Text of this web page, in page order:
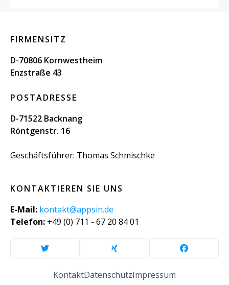
FIRMENSITZ
D-70806 Kornwestheim
Enzstraße 43
POSTADRESSE
D-71522 Backnang
Röntgenstr. 16
Geschäftsführer: Thomas Schmischke
KONTAKTIEREN SIE UNS
E-Mail: kontakt@appsin.de
Telefon: +49 (0) 711 - 67 20 84 01
KontaktDatenschutzImpressum